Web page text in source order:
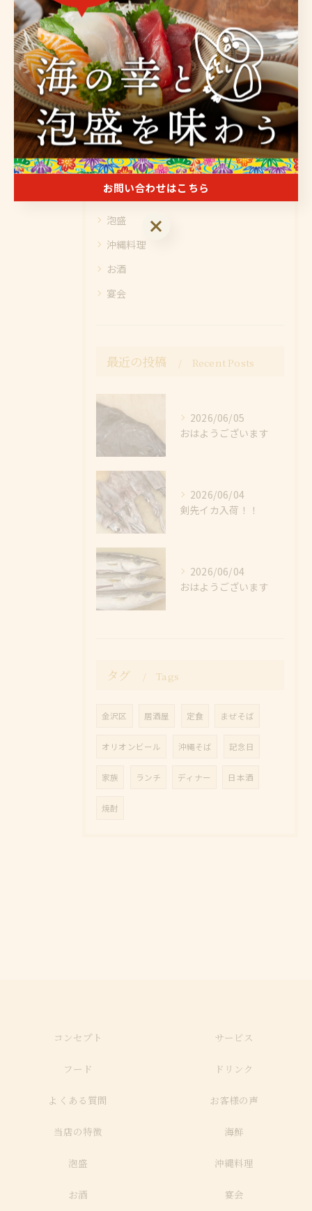
泡盛 沖縄料理
< 前のページ 一覧に戻る 次のページ >
カテゴリー Categories
全てのカテゴリー
海鮮
泡盛
沖縄料理
お酒
宴会
最近の投稿 Recent Posts
2026/06/05
おはようございます
2026/06/04
剣先イカ入荷！！
2026/06/04
おはようございます
タグ Tags
金沢区 居酒屋 定食 まぜそば
オリオンビール 沖縄そば 記念日
家族 ランチ ディナー 日本酒
焼酎
コンセプト サービス
フード ドリンク
よくある質問 お客様の声
当店の特徴 海鮮
泡盛 沖縄料理
お酒 宴会
お問い合わせはこちら
お問い合わせはこちら